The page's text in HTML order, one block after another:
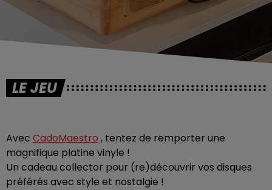
LE JEU
Avec CadoMaestro , tentez de remporter une
magnifique platine vinyle !
Un cadeau collector pour (re)découvrir vos disques
préférés avec style et nostalgie !